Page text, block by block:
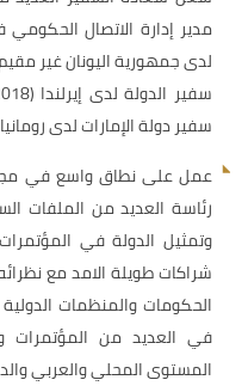
مدير إدارة الاتصال الحكومي
سفير دولة الإمارات لدى
عمل على نطاق واسع في
رئاسة العديد من الملفات
وتمثيل الدولة في المؤتمرات
شراكات طويلة الامد مع
الحكومات والمنظمات
في العديد من المؤتمرات
المستوى المحلي والعربي